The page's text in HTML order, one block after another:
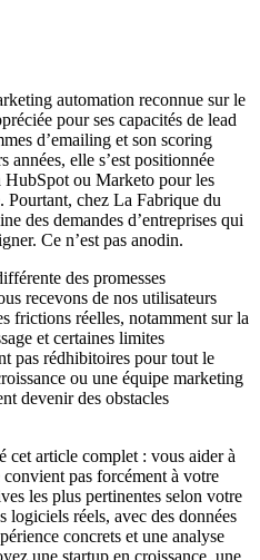
automation reconnue sur le
pour ses capacités de lead
d’emailing et son scoring
elle s’est positionnée
HubSpot ou Marketo pour les
Pourtant, chez La Fabrique du
des demandes d’entreprises qui
Ce n’est pas anodin.
des promesses
recevons de nos utilisateurs
frictions réelles, notamment sur la
et certaines limites
pas rédhibitoires pour tout le
ou une équipe marketing
devenir des obstacles
cet article complet : vous aider à
pas forcément à votre
les plus pertinentes selon votre
logiciels réels, avec des données
concrets et une analyse
une startup en croissance, une